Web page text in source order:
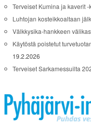
Terveiset Kumina ja kaverit
Luhtojan kosteikkoaltaan
Välkkysika-hankkeen
Käytöstä poistetut
19.2.2026
Terveiset Sarkamessuilta